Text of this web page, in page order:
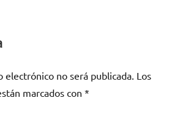
electrónico no será publicada. Los
marcados con *